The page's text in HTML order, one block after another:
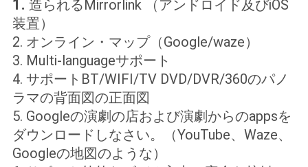
ニ
ュ
ー
ス
場
1. 造られるMirrorlink （アンドロイド及びiOS
装置）
2. オンライン・マップ（Google/waze）
3. Multi-languageサポート
4. サポートBT/WIFI/TV DVD/DVR/360のパノ
ラマの背面図の正面図
5. Googleの演劇の店および演劇からのappsを
ダウンロードしなさい。（YouTube、Waze、
Googleの地図のような）